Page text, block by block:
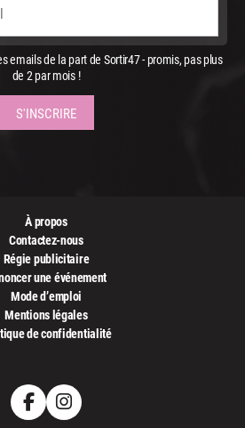
emails de la part de Sortir47 - promis, pas plus
de 2 par mois !
À propos
Contactez-nous
Régie publicitaire
une événement
Mode d’emploi
Mentions légales
de confidentialité